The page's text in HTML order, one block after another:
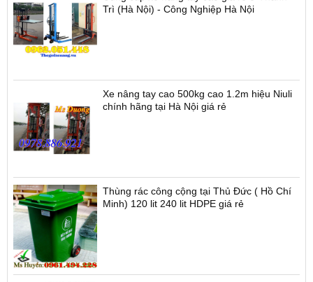
Trì (Hà Nội) - Công Nghiệp Hà Nội
Xe nâng tay cao 500kg cao 1.2m hiệu Niuli
chính hãng tại Hà Nội giá rẻ
Thùng rác công cộng tại Thủ Đức ( Hồ Chí
Minh) 120 lit 240 lit HDPE giá rẻ